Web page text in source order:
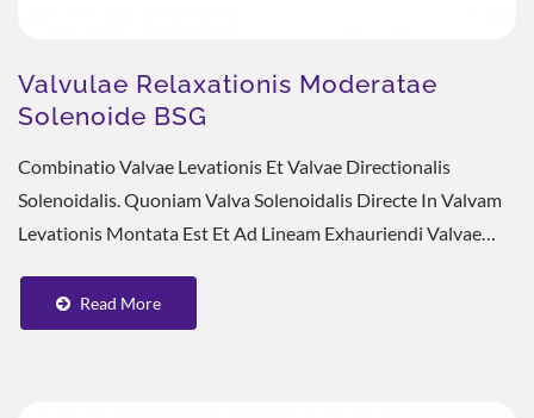
Valvulae Relaxationis Moderatae
Solenoide BSG
Combinatio Valvae Levationis Et Valvae Directionalis
Solenoidalis. Quoniam Valva Solenoidalis Directe In Valvam
Levationis Montata Est Et Ad Lineam Exhauriendi Valvae
Read More